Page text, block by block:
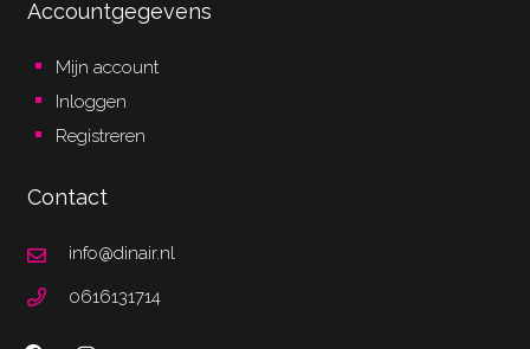
Accountgegevens
Mijn account
Inloggen
Registreren
Contact
info@dinair.nl
0616131714